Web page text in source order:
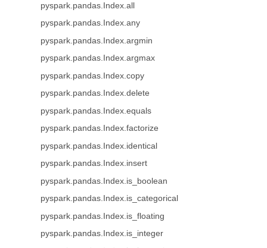
pyspark.pandas.Index.all
pyspark.pandas.Index.any
pyspark.pandas.Index.argmin
pyspark.pandas.Index.argmax
pyspark.pandas.Index.copy
pyspark.pandas.Index.delete
pyspark.pandas.Index.equals
pyspark.pandas.Index.factorize
pyspark.pandas.Index.identical
pyspark.pandas.Index.insert
pyspark.pandas.Index.is_boolean
pyspark.pandas.Index.is_categorical
pyspark.pandas.Index.is_floating
pyspark.pandas.Index.is_integer